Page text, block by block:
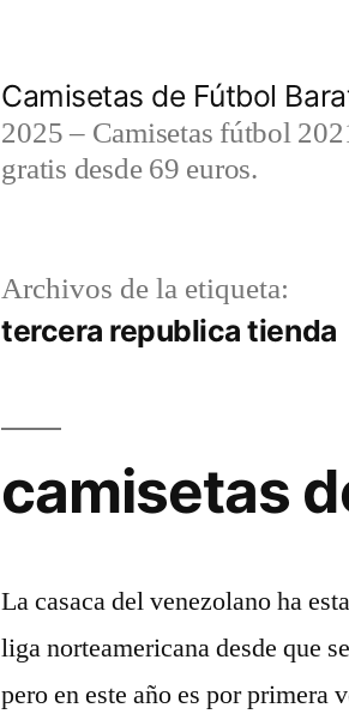
Camisetas de Fútbol
2025 – Camisetas fútbol
gratis desde 69 euros.
Archivos de la etiqueta:
tercera republica tienda
camisetas
La casaca del venezolano ha
liga norteamericana desde que
pero en este año es por primera